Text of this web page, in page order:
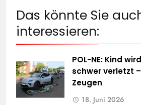
Das könnte Sie
interessieren:
POL-NE: Kind
schwer verletzt
Zeugen
18. Juni 2026